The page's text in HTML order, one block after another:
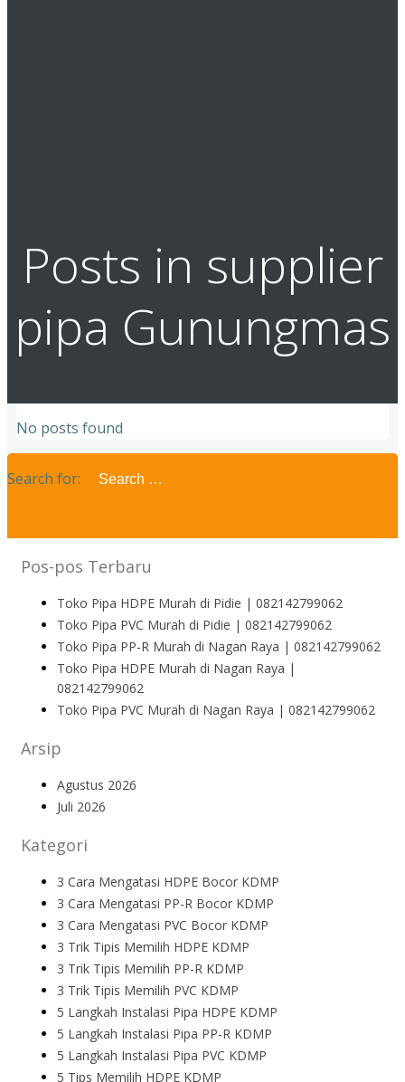
Posts in supplier
pipa Gunungmas
No posts found
Search for:
Pos-pos Terbaru
Toko Pipa HDPE Murah di Pidie | 082142799062
Toko Pipa PVC Murah di Pidie | 082142799062
Toko Pipa PP-R Murah di Nagan Raya | 082142799062
Toko Pipa HDPE Murah di Nagan Raya |
082142799062
Toko Pipa PVC Murah di Nagan Raya | 082142799062
Arsip
Agustus 2026
Juli 2026
Kategori
3 Cara Mengatasi HDPE Bocor KDMP
3 Cara Mengatasi PP-R Bocor KDMP
3 Cara Mengatasi PVC Bocor KDMP
3 Trik Tipis Memilih HDPE KDMP
3 Trik Tipis Memilih PP-R KDMP
3 Trik Tipis Memilih PVC KDMP
5 Langkah Instalasi Pipa HDPE KDMP
5 Langkah Instalasi Pipa PP-R KDMP
5 Langkah Instalasi Pipa PVC KDMP
5 Tips Memilih HDPE KDMP